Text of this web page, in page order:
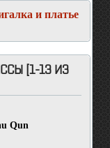
и платье
[1-13 ИЗ
Qun